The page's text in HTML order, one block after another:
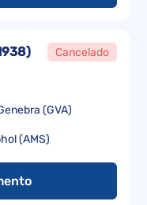
) Cancelado
(GVA)
(AMS)